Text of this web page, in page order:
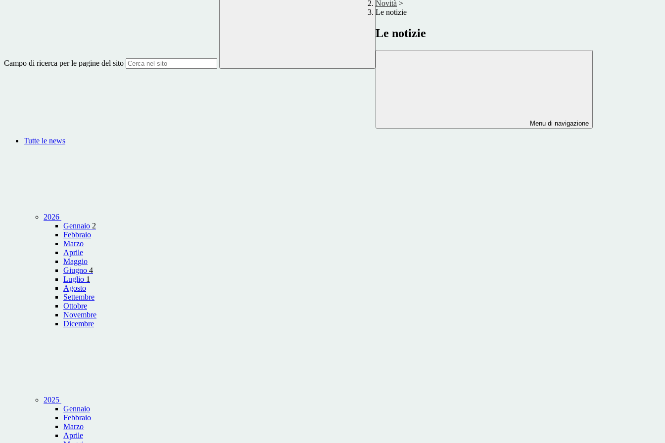
Campo di ricerca per le pagine del sito
Novità >
Le notizie
Le notizie
Menu di navigazione
Tutte le news
2026
Gennaio 2
Febbraio
Marzo
Aprile
Maggio
Giugno 4
Luglio 1
Agosto
Settembre
Ottobre
Novembre
Dicembre
2025
Gennaio
Febbraio
Marzo
Aprile